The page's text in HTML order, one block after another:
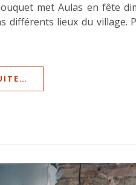
met Aulas en fête
lieux du village.